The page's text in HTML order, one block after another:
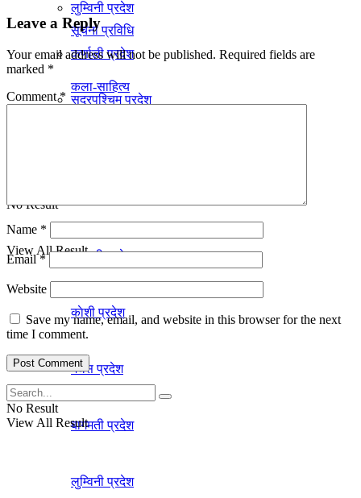
लुम्विनी प्रदेश
कर्णाली प्रदेश
सुदूरपश्चिम प्रदेश
No Result
View All Result
सूचना प्रविधि
कला-साहित्य
गण्डकी प्रदेश
काेशी प्रदेश
मधेस प्रदेश
बागमती प्रदेश
लुम्विनी प्रदेश
Leave a Reply
Your email address will not be published. Required fields are
marked *
Comment*
Name *
Email*
Website
Save my name, email, and website in this browser for the next
time I comment.
No Result
View All Result